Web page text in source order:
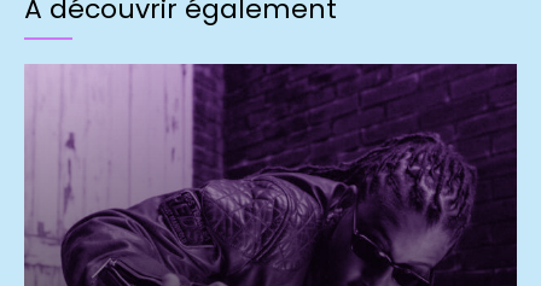
À découvrir également